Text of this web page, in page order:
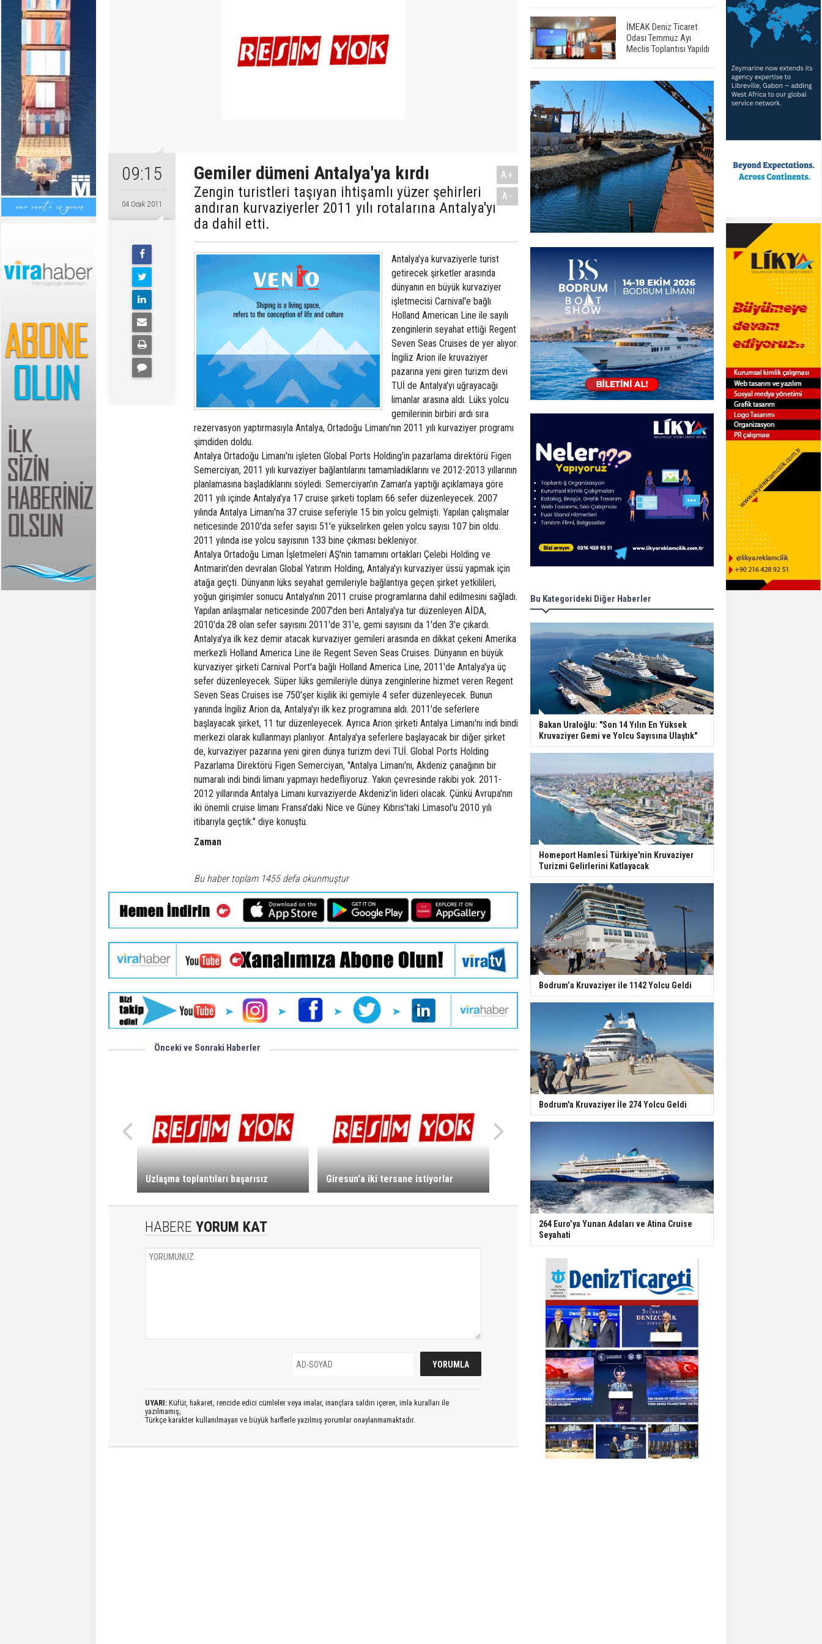
09:15
04 Ocak 2011
Gemiler dümeni Antalya'ya kırdı
Zengin turistleri taşıyan ihtişamlı yüzer şehirleri
andıran kurvaziyerler 2011 yılı rotalarına Antalya'yı
da dahil etti.
A+
A-
Antalya'ya kurvaziyerle turist
getirecek şirketler arasında
dünyanın en büyük kurvaziyer
işletmecisi Carnival'e bağlı
Holland American Line ile sayılı
zenginlerin seyahat ettiği Regent
Seven Seas Cruises de yer alıyor.
İngiliz Arion ile kruvaziyer
pazarına yeni giren turizm devi
TUİ de Antalya'yı uğrayacağı
limanlar arasına aldı. Lüks yolcu
gemilerinin birbiri ardı sıra
rezervasyon yaptırmasıyla Antalya, Ortadoğu Limanı'nın 2011 yılı kurvaziyer programı
şimdiden doldu.
Antalya Ortadoğu Limanı'nı işleten Global Ports Holding'in pazarlama direktörü Figen
Semerciyan, 2011 yılı kurvaziyer bağlantılarını tamamladıklarını ve 2012-2013 yıllarının
planlamasına başladıklarını söyledi. Semerciyan'ın Zaman'a yaptığı açıklamaya göre
2011 yılı içinde Antalya'ya 17 cruise şirketi toplam 66 sefer düzenleyecek. 2007
yılında Antalya Limanı'na 37 cruise seferiyle 15 bin yolcu gelmişti. Yapılan çalışmalar
neticesinde 2010'da sefer sayısı 51'e yükselirken gelen yolcu sayısı 107 bin oldu.
2011 yılında ise yolcu sayısının 133 bine çıkması bekleniyor.
Antalya Ortadoğu Liman İşletmeleri AŞ'nin tamamını ortakları Çelebi Holding ve
Antmarin'den devralan Global Yatırım Holding, Antalya'yı kurvaziyer üssü yapmak için
atağa geçti. Dünyanın lüks seyahat gemileriyle bağlantıya geçen şirket yetkilileri,
yoğun girişimler sonucu Antalya'nın 2011 cruise programlarına dahil edilmesini sağladı.
Yapılan anlaşmalar neticesinde 2007'den beri Antalya'ya tur düzenleyen AİDA,
2010'da 28 olan sefer sayısını 2011'de 31'e, gemi sayısını da 1'den 3'e çıkardı.
Antalya'ya ilk kez demir atacak kurvaziyer gemileri arasında en dikkat çekeni Amerika
merkezli Holland America Line ile Regent Seven Seas Cruises. Dünyanın en büyük
kurvaziyer şirketi Carnival Port'a bağlı Holland America Line, 2011'de Antalya'ya üç
sefer düzenleyecek. Süper lüks gemileriyle dünya zenginlerine hizmet veren Regent
Seven Seas Cruises ise 750'şer kişilik iki gemiyle 4 sefer düzenleyecek. Bunun
yanında İngiliz Arion da, Antalya'yı ilk kez programına aldı. 2011'de seferlere
başlayacak şirket, 11 tur düzenleyecek. Ayrıca Arion şirketi Antalya Limanı'nı indi bindi
merkezi olarak kullanmayı planlıyor. Antalya'ya seferlere başlayacak bir diğer şirket
de, kurvaziyer pazarına yeni giren dünya turizm devi TUİ. Global Ports Holding
Pazarlama Direktörü Figen Semerciyan, "Antalya Limanı'nı, Akdeniz çanağının bir
numaralı indi bindi limanı yapmayı hedefliyoruz. Yakın çevresinde rakibi yok. 2011-
2012 yıllarında Antalya Limanı kurvaziyerde Akdeniz'in lideri olacak. Çünkü Avrupa'nın
iki önemli cruise limanı Fransa'daki Nice ve Güney Kıbrıs'taki Limasol'u 2010 yılı
itibarıyla geçtik." diye konuştu.
Zaman
Bu haber toplam 1455 defa okunmuştur
Önceki ve Sonraki Haberler
Uzlaşma toplantıları başarısız Giresun'a iki tersane istiyorlar
HABERE YORUM KAT
UYARI: Küfür, hakaret, rencide edici cümleler veya imalar, inançlara saldırı içeren, imla kuralları ile
yazılmamış,
Türkçe karakter kullanılmayan ve büyük harflerle yazılmış yorumlar onaylanmamaktadır.
İMEAK Deniz Ticaret
Odası Temmuz Ayı
Meclis Toplantısı Yapıldı
Bu Kategorideki Diğer Haberler
Bakan Uraloğlu: "Son 14 Yılın En Yüksek
Kruvaziyer Gemi ve Yolcu Sayısına Ulaştık"
Homeport Hamlesi̇ Türkiye'nin Kruvaziyer
Turizmi Gelirlerini Katlayacak
Bodrum’a Kruvaziyer ile 1142 Yolcu Geldi
Bodrum'a Kruvaziyer İle 274 Yolcu Geldi
264 Euro’ya Yunan Adaları ve Atina Cruise
Seyahati